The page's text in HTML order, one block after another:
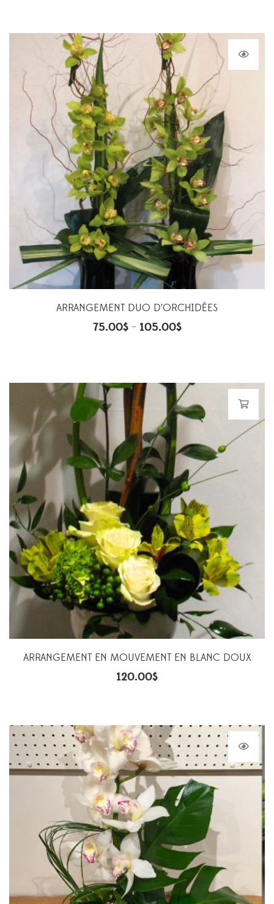
ARRANGEMENT DUO D’ORCHIDÉES
75.00$– 105.00$
ARRANGEMENT EN MOUVEMENT EN BLANC DOUX
120.00$